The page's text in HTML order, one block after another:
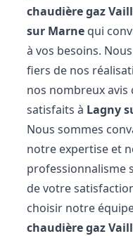
chaudière gaz
sur Marne qui
à vos besoins.
fiers de nos
nos nombreux avis
satisfaits à Lagny
Nous sommes
notre expertise et
professionnalisme
de votre
choisir notre
chaudière gaz